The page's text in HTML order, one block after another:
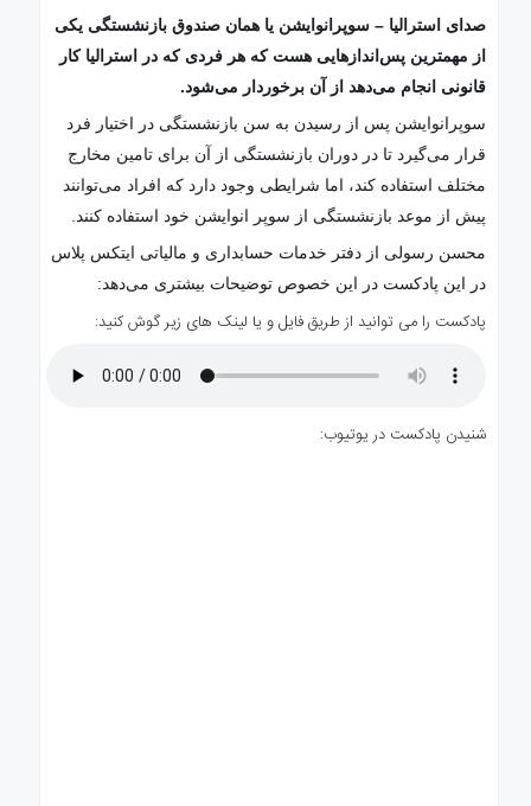
صدای استرالیا – سوپرانوایشن یا همان صندوق بازنشستگی یکی
از مهمترین پس‌اندازهایی هست که هر فردی که در استرالیا کار
قانونی انجام می‌دهد از آن برخوردار می‌شود.
سوپرانوایشن پس از رسیدن به سن بازنشستگی در اختیار فرد
قرار می‌گیرد تا در دوران بازنشستگی از آن برای تامین مخارج
مختلف استفاده کند، اما شرایطی وجود دارد که افراد می‌توانند
پیش از موعد بازنشستگی از سوپر انوایشن خود استفاده کنند.
محسن رسولی از دفتر خدمات حسابداری و مالیاتی ایتکس پلاس
در این پادکست در این خصوص توضیحات بیشتری می‌دهد:
پادکست را می توانید از طریق فایل و یا لینک های زیر گوش کنید:
شنیدن پادکست در یوتیوب: